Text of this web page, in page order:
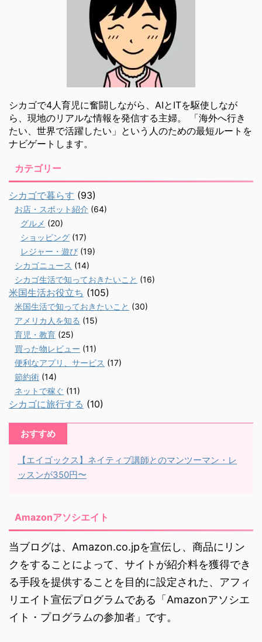
シカゴで4人育児に奮闘しながら、AIとITを駆使しなが
ら、現地のリアルな情報を発信する主婦。 「海外へ行き
たい、世界で活躍したい」という人のための最短ルートを
ナビゲートします。
カテゴリー
シカゴで暮らす (93)
お店・スポット紹介 (64)
グルメ (20)
ショッピング (17)
レジャー・遊び (19)
シカゴニュース (14)
シカゴ生活で知っておきたいこと (16)
米国生活お役立ち (105)
米国生活で知っておきたいこと (30)
アメリカ人を知る (15)
育児・教育 (25)
買った物レビュー (11)
便利なアプリ、サービス (17)
節約術 (14)
ネットで稼ぐ (11)
シカゴに旅行する (10)
おすすめ
【エイゴックス】ネイティブ講師とのマンツーマン・レ
ッスンが350円〜
Amazonアソシエイト
当ブログは、Amazon.co.jpを宣伝し、商品にリン
クをすることによって、サイトが紹介料を獲得でき
る手段を提供することを目的に設定された、アフィ
リエイト宣伝プログラムである「Amazonアソシエ
イト・プログラムの参加者」です。